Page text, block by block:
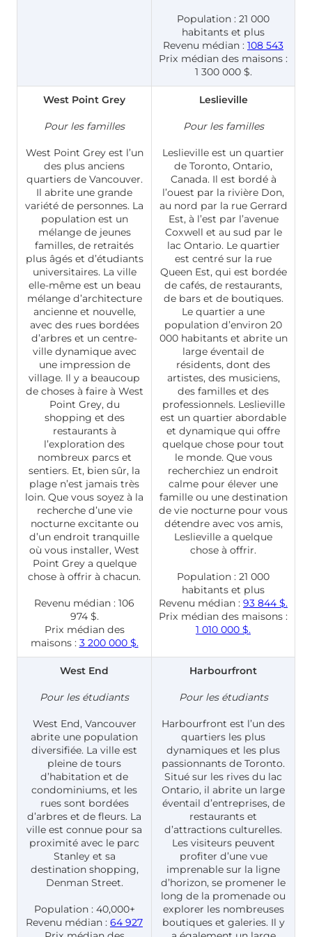
Population : 21 000
habitants et plus
Revenu médian : 108 543
Prix médian des maisons :
1 300 000 $.
West Point Grey
Pour les familles
West Point Grey est l’un
des plus anciens
quartiers de Vancouver.
Il abrite une grande
variété de personnes. La
population est un
mélange de jeunes
familles, de retraités
plus âgés et d’étudiants
universitaires. La ville
elle-même est un beau
mélange d’architecture
ancienne et nouvelle,
avec des rues bordées
d’arbres et un centre-
ville dynamique avec
une impression de
village. Il y a beaucoup
de choses à faire à West
Point Grey, du
shopping et des
restaurants à
l’exploration des
nombreux parcs et
sentiers. Et, bien sûr, la
plage n’est jamais très
loin. Que vous soyez à la
recherche d’une vie
nocturne excitante ou
d’un endroit tranquille
où vous installer, West
Point Grey a quelque
chose à offrir à chacun.
Revenu médian : 106
974 $.
Prix médian des
maisons : 3 200 000 $.
Leslieville
Pour les familles
Leslieville est un quartier
de Toronto, Ontario,
Canada. Il est bordé à
l’ouest par la rivière Don,
au nord par la rue Gerrard
Est, à l’est par l’avenue
Coxwell et au sud par le
lac Ontario. Le quartier
est centré sur la rue
Queen Est, qui est bordée
de cafés, de restaurants,
de bars et de boutiques.
Le quartier a une
population d’environ 20
000 habitants et abrite un
large éventail de
résidents, dont des
artistes, des musiciens,
des familles et des
professionnels. Leslieville
est un quartier abordable
et dynamique qui offre
quelque chose pour tout
le monde. Que vous
recherchiez un endroit
calme pour élever une
famille ou une destination
de vie nocturne pour vous
détendre avec vos amis,
Leslieville a quelque
chose à offrir.
Population : 21 000
habitants et plus
Revenu médian : 93 844 $.
Prix médian des maisons :
1 010 000 $.
West End
Pour les étudiants
West End, Vancouver
abrite une population
diversifiée. La ville est
pleine de tours
d’habitation et de
condominiums, et les
rues sont bordées
d’arbres et de fleurs. La
ville est connue pour sa
proximité avec le parc
Stanley et sa
destination shopping,
Denman Street.
Population : 40,000+
Revenu médian : 64 927
Harbourfront
Pour les étudiants
Harbourfront est l’un des
quartiers les plus
dynamiques et les plus
passionnants de Toronto.
Situé sur les rives du lac
Ontario, il abrite un large
éventail d’entreprises, de
restaurants et
d’attractions culturelles.
Les visiteurs peuvent
profiter d’une vue
imprenable sur la ligne
d’horizon, se promener le
long de la promenade ou
explorer les nombreuses
boutiques et galeries. Il y